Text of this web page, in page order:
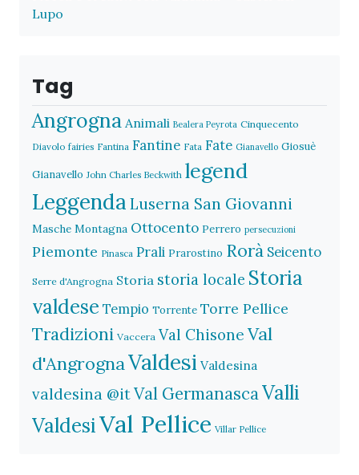
Lupo
Tag
Angrogna Animali Bealera Peyrota Cinquecento
Diavolo fairies Fantina Fantine Fata Fate Gianavello Giosuè
Gianavello John Charles Beckwith legend
Leggenda Luserna San Giovanni
Masche Montagna Ottocento Perrero persecuzioni
Piemonte Pinasca Prali Prarostino Rorà Seicento
Serre d'Angrogna Storia storia locale Storia
valdese Tempio Torrente Torre Pellice
Tradizioni Vaccera Val Chisone Val
d'AngrognaValdesi Valdesina
valdesina @itVal GermanascaValli
ValdesiVal Pellice Villar Pellice